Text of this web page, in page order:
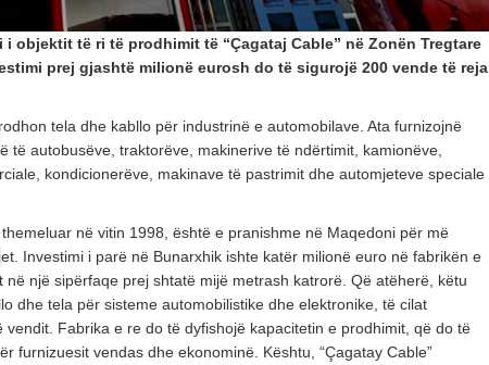
i objektit të ri të prodhimit të “Çagataj Cable” në Zonën Tregtare
prej gjashtë milionë eurosh do të sigurojë 200 vende të reja
tela dhe kabllo për industrinë e automobilave. Ata furnizojnë
të autobusëve, traktorëve, makinerive të ndërtimit, kamionëve,
kondicionerëve, makinave të pastrimit dhe automjeteve speciale
në vitin 1998, është e pranishme në Maqedoni për më
Investimi i parë në Bunarxhik ishte katër milionë euro në fabrikën e
në një sipërfaqe prej shtatë mijë metrash katrorë. Që atëherë, këtu
dhe tela për sisteme automobilistike dhe elektronike, të cilat
vendit. Fabrika e re do të dyfishojë kapacitetin e prodhimit, që do të
furnizuesit vendas dhe ekonominë. Kështu, “Çagatay Cable”